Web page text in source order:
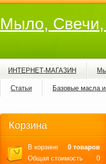
Мыло, Свечи,
ИНТЕРНЕТ-МАГАЗИН
Статьи Базовые масла и
Корзина
В корзине
0 товаров
Общая стоимость
0